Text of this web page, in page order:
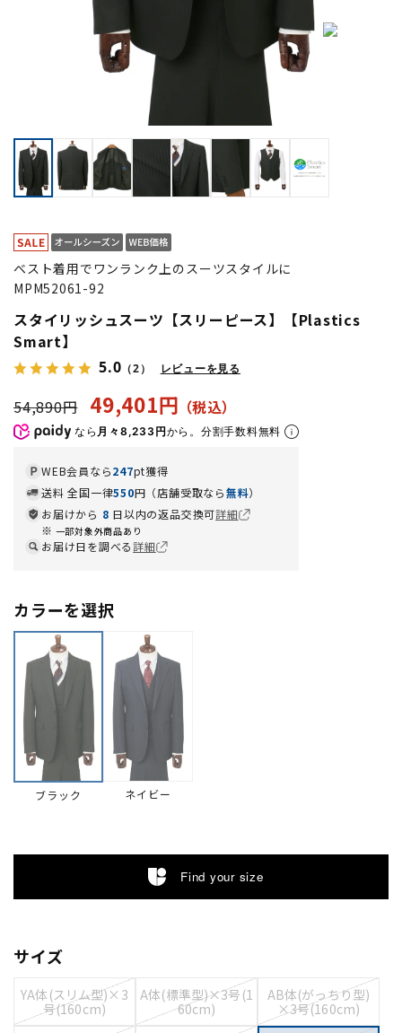
ベスト着用でワンランク上のスーツスタイルに
MPM52061-92
スタイリッシュスーツ【スリーピース】【Plastics
Smart】
5.0 （2） レビューを見る
54,890円 49,401円
なら 月々8,233円から。分割手数料無料
WEB会員なら247pt獲得
送料 全国一律550円（店舗受取なら無料）
お届けから 8 日以内の返品交換可詳細
一部対象外商品あり
お届け日を調べる詳細
カラーを選択
ブラック ネイビー
Find your size
サイズ
YA体(スリム型)×3
号(160cm)
A体(標準型)×3号(1
60cm)
AB体(がっちり型)
×3号(160cm)